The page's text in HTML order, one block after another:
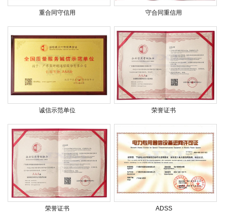
重合同守信用 守合同重信用
诚信示范单位 荣誉证书
荣誉证书 ADSS